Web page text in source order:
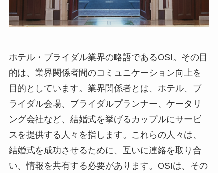
ホテル・ブライダル業界の略語であるOSI。その目
的は、 業界関係者間のコミュニケーション向上を
目的としています。 業界関係者とは、ホテル、ブ
ライダル会場、ブライダルプランナー、ケータリ
ング会社など、結婚式を挙げるカップルにサービ
スを提供する人々を指します。これらの人々は、
結婚式を成功させるために、互いに連絡を取り合
い、情報を共有する必要があります。OSIは、その